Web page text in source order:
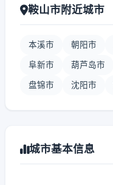
鞍山市附近城市
本溪市 朝阳市
阜新市 葫芦岛市
盘锦市 沈阳市
城市基本信息